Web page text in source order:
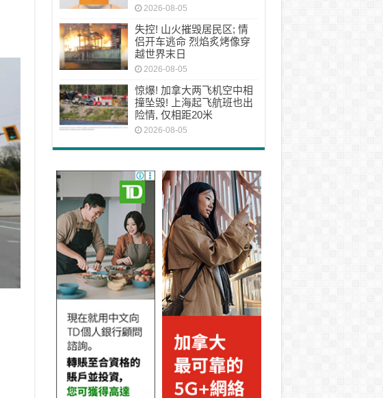
2026-08-05
失控! 山火摧毁居民区; 情
侣开车逃命 烈焰炙烤像穿
越世界末日
2026-08-05
惊爆! 加拿大两飞机空中相
撞坠毁! 上海起飞航班也出
险情, 仅相距20米
2026-08-05